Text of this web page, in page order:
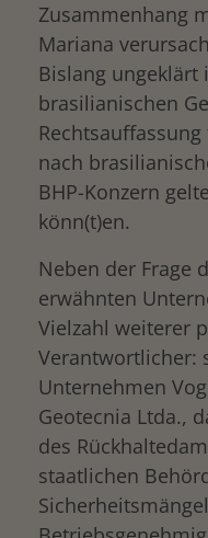
Zusammenhang
Mariana
Bislang ungeklärt
brasilianischen
nach
BHP-Konzern
könn(t)en.
Neben der Frage
erwähnten
Vielzahl weiterer
Verantwortlicher:
Unternehmen
Geotecnia Ltda.,
des
staatlichen